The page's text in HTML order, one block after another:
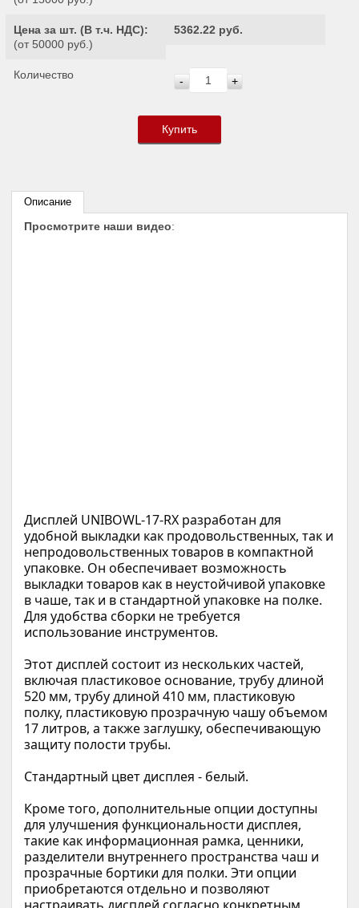
Цена за шт. (В т.ч. НДС):
(от 50000 руб.)
5362.22 руб.
Количество - +
Купить
Описание
Просмотрите наши видео:
Дисплей UNIBOWL-17-RX разработан для
удобной выкладки как продовольственных, так и
непродовольственных товаров в компактной
упаковке. Он обеспечивает возможность
выкладки товаров как в неустойчивой упаковке
в чаше, так и в стандартной упаковке на полке.
Для удобства сборки не требуется
использование инструментов.
Этот дисплей состоит из нескольких частей,
включая пластиковое основание, трубу длиной
520 мм, трубу длиной 410 мм, пластиковую
полку, пластиковую прозрачную чашу объемом
17 литров, а также заглушку, обеспечивающую
защиту полости трубы.
Стандартный цвет дисплея - белый.
Кроме того, дополнительные опции доступны
для улучшения функциональности дисплея,
такие как информационная рамка, ценники,
разделители внутреннего пространства чаш и
прозрачные бортики для полки. Эти опции
приобретаются отдельно и позволяют